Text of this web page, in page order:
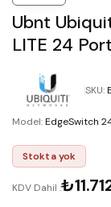
Ubnt
LITE 24
SKU:
Model:EdgeSwitch
Stokta yok
KDV Dahil :